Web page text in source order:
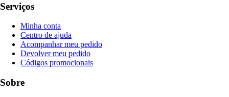
Serviços
Minha conta
Centro de ajuda
Acompanhar meu pedido
Devolver meu pedido
Códigos promocionais
Sobre